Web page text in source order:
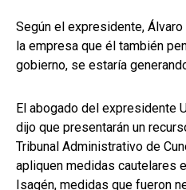
Según el expresidente,
la empresa que él también
gobierno, se estaría
El abogado del expresidente
dijo que presentarán un
Tribunal Administrativo de
apliquen medidas cautelares
Isagén, medidas que fueron